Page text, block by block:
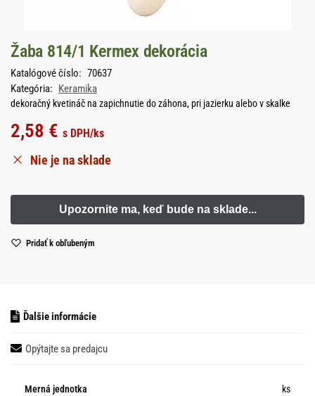
Žaba 814/1 Kermex dekorácia
Katalógové číslo: 70637
Kategória: Keramika
dekoračný kvetináč na zapichnutie do záhona, pri jazierku alebo v skalke
2,58 € s DPH/ks
Nie je na sklade
Pridať k obľubeným
Ďalšie informácie
Opýtajte sa predajcu
Merná jednotka ks